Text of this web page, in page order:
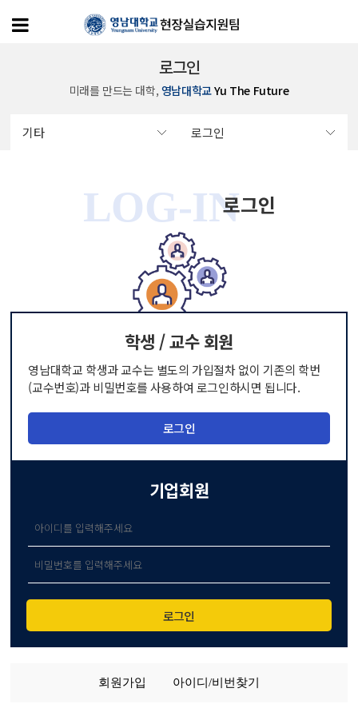
로그인
미래를 만드는 대학, 영남대학교Yu The Future
기타 로그인
로그인
학생 / 교수 회원
영남대학교 학생과 교수는 별도의 가입절차 없이기존의 학번
(교수번호)과 비밀번호를 사용하여 로그인하시면 됩니다.
로그인
기업회원